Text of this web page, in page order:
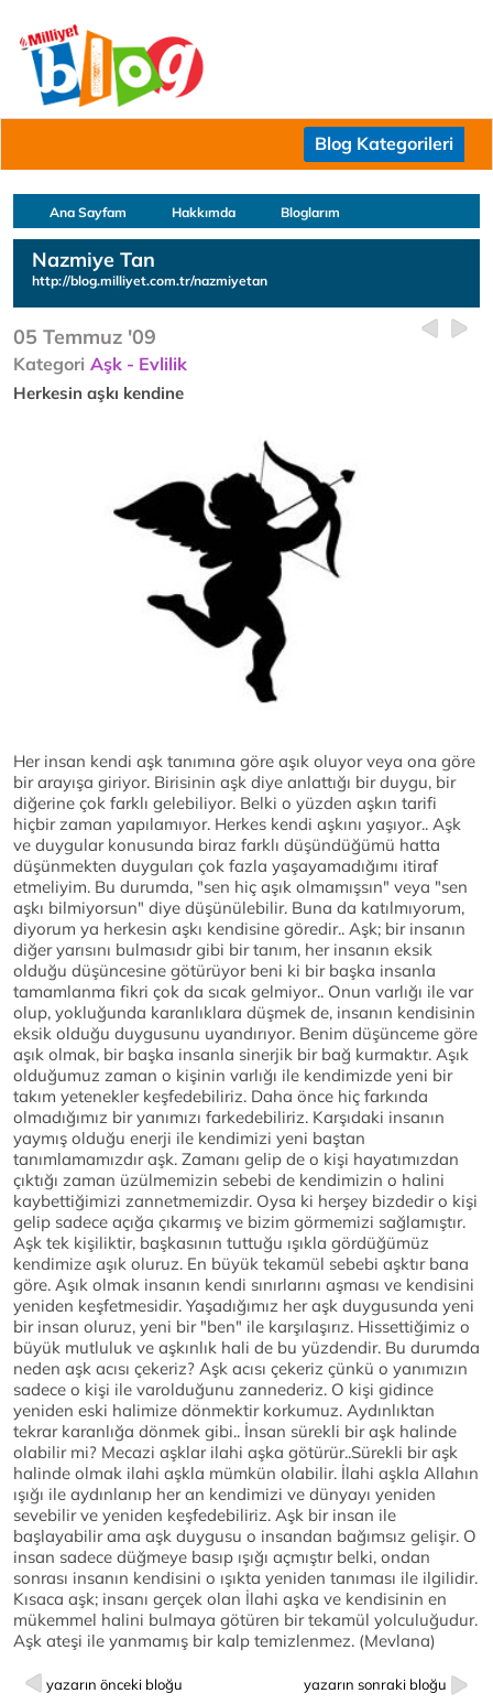
Blog Kategorileri
Ana Sayfam Hakkımda Bloglarım
Nazmiye Tan
http://blog.milliyet.com.tr/nazmiyetan
05 Temmuz '09
Kategori Aşk - Evlilik
Herkesin aşkı kendine
Her insan kendi aşk tanımına göre aşık oluyor veya ona göre
bir arayışa giriyor. Birisinin aşk diye anlattığı bir duygu, bir
diğerine çok farklı gelebiliyor. Belki o yüzden aşkın tarifi
hiçbir zaman yapılamıyor. Herkes kendi aşkını yaşıyor.. Aşk
ve duygular konusunda biraz farklı düşündüğümü hatta
düşünmekten duyguları çok fazla yaşayamadığımı itiraf
etmeliyim. Bu durumda, "sen hiç aşık olmamışsın" veya "sen
aşkı bilmiyorsun" diye düşünülebilir. Buna da katılmıyorum,
diyorum ya herkesin aşkı kendisine göredir.. Aşk; bir insanın
diğer yarısını bulmasıdr gibi bir tanım, her insanın eksik
olduğu düşüncesine götürüyor beni ki bir başka insanla
tamamlanma fikri çok da sıcak gelmiyor.. Onun varlığı ile var
olup, yokluğunda karanlıklara düşmek de, insanın kendisinin
eksik olduğu duygusunu uyandırıyor. Benim düşünceme göre
aşık olmak, bir başka insanla sinerjik bir bağ kurmaktır. Aşık
olduğumuz zaman o kişinin varlığı ile kendimizde yeni bir
takım yetenekler keşfedebiliriz. Daha önce hiç farkında
olmadığımız bir yanımızı farkedebiliriz. Karşıdaki insanın
yaymış olduğu enerji ile kendimizi yeni baştan
tanımlamamızdır aşk. Zamanı gelip de o kişi hayatımızdan
çıktığı zaman üzülmemizin sebebi de kendimizin o halini
kaybettiğimizi zannetmemizdir. Oysa ki herşey bizdedir o kişi
gelip sadece açığa çıkarmış ve bizim görmemizi sağlamıştır.
Aşk tek kişiliktir, başkasının tuttuğu ışıkla gördüğümüz
kendimize aşık oluruz. En büyük tekamül sebebi aşktır bana
göre. Aşık olmak insanın kendi sınırlarını aşması ve kendisini
yeniden keşfetmesidir. Yaşadığımız her aşk duygusunda yeni
bir insan oluruz, yeni bir "ben" ile karşılaşırız. Hissettiğimiz o
büyük mutluluk ve aşkınlık hali de bu yüzdendir. Bu durumda
neden aşk acısı çekeriz? Aşk acısı çekeriz çünkü o yanımızın
sadece o kişi ile varolduğunu zannederiz. O kişi gidince
yeniden eski halimize dönmektir korkumuz. Aydınlıktan
tekrar karanlığa dönmek gibi.. İnsan sürekli bir aşk halinde
olabilir mi? Mecazi aşklar ilahi aşka götürür..Sürekli bir aşk
halinde olmak ilahi aşkla mümkün olabilir. İlahi aşkla Allahın
ışığı ile aydınlanıp her an kendimizi ve dünyayı yeniden
sevebilir ve yeniden keşfedebiliriz. Aşk bir insan ile
başlayabilir ama aşk duygusu o insandan bağımsız gelişir. O
insan sadece düğmeye basıp ışığı açmıştır belki, ondan
sonrası insanın kendisini o ışıkta yeniden tanıması ile ilgilidir.
Kısaca aşk; insanı gerçek olan İlahi aşka ve kendisinin en
mükemmel halini bulmaya götüren bir tekamül yolculuğudur.
Aşk ateşi ile yanmamış bir kalp temizlenmez. (Mevlana)
yazarın önceki bloğu yazarın sonraki bloğu